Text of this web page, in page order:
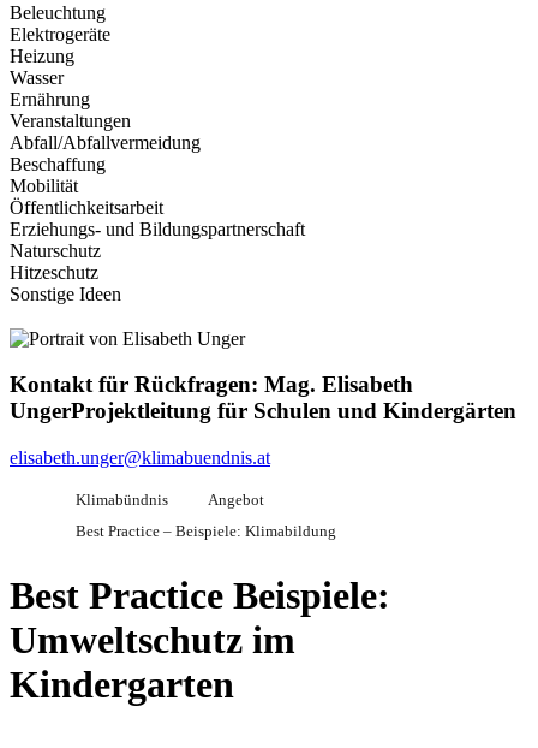
Beleuchtung
Elektrogeräte
Heizung
Wasser
Ernährung
Veranstaltungen
Abfall/Abfallvermeidung
Beschaffung
Mobilität
Öffentlichkeitsarbeit
Erziehungs- und Bildungspartnerschaft
Naturschutz
Hitzeschutz
Sonstige Ideen
Kontakt für Rückfragen: Mag. Elisabeth
UngerProjektleitung für Schulen und Kindergärten
elisabeth.unger@klimabuendnis.at
Klimabündnis
Angebot
Best Practice – Beispiele: Klimabildung
Best Practice Beispiele:
Umweltschutz im
Kindergarten